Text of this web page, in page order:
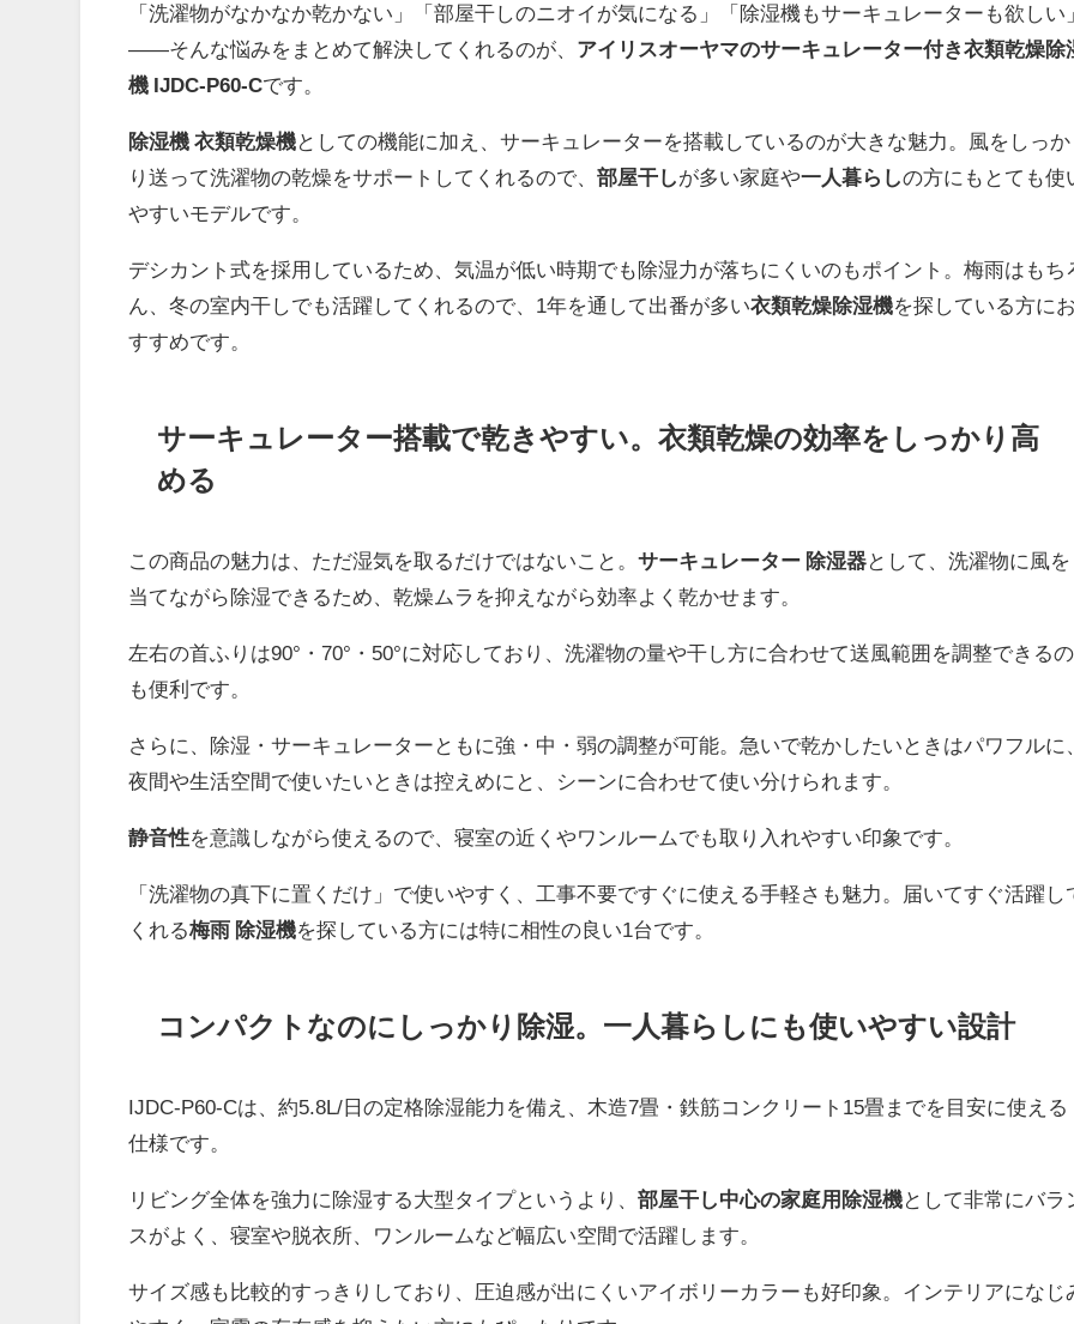
「洗濯物がなかなか乾かない」「部屋干しのニオイが気になる」「除湿機もサーキュレーターも欲しい
——そんな悩みをまとめて解決してくれるのが、 アイリスオーヤマのサーキュレーター付き衣類乾燥除
機 IJDC-P60-Cです。
除湿機 衣類乾燥機としての機能に加え、サーキュレーターを搭載しているのが大きな魅力。風をしっか
り送って洗濯物の乾燥をサポートしてくれるので、部屋干しが多い家庭や一人暮らしの方にもとても使
やすいモデルです。
デシカント式を採用しているため、気温が低い時期でも除湿力が落ちにくいのもポイント。梅雨はもち
ん、冬の室内干しでも活躍してくれるので、1年を通して出番が多い衣類乾燥除湿機を探している方にお
すすめです。
サーキュレーター搭載で乾きやすい。衣類乾燥の効率をしっかり高
める
この商品の魅力は、ただ湿気を取るだけではないこと。サーキュレーター 除湿器として、洗濯物に風を
当てながら除湿できるため、乾燥ムラを抑えながら効率よく乾かせます。
左右の首ふりは90°・70°・50°に対応しており、洗濯物の量や干し方に合わせて送風範囲を調整できるの
も便利です。
さらに、除湿・サーキュレーターともに強・中・弱の調整が可能。急いで乾かしたいときはパワフルに
夜間や生活空間で使いたいときは控えめにと、シーンに合わせて使い分けられます。
静音性を意識しながら使えるので、寝室の近くやワンルームでも取り入れやすい印象です。
「洗濯物の真下に置くだけ」で使いやすく、工事不要ですぐに使える手軽さも魅力。届いてすぐ活躍し
くれる梅雨 除湿機を探している方には特に相性の良い1台です。
コンパクトなのにしっかり除湿。一人暮らしにも使いやすい設計
IJDC-P60-Cは、約5.8L/日の定格除湿能力を備え、木造7畳・鉄筋コンクリート15畳までを目安に使える
仕様です。
リビング全体を強力に除湿する大型タイプというより、部屋干し中心の家庭用除湿機として非常にバラ
スがよく、寝室や脱衣所、ワンルームなど幅広い空間で活躍します。
サイズ感も比較的すっきりしており、圧迫感が出にくいアイボリーカラーも好印象。インテリアになじ